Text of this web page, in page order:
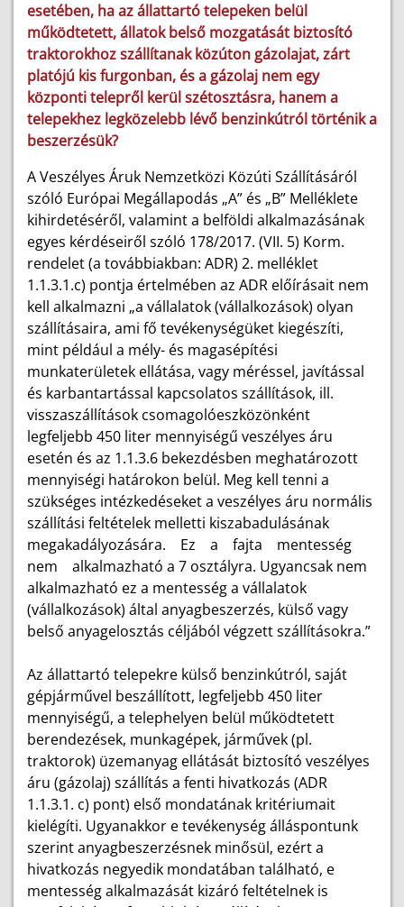
esetében, ha az állattartó telepeken belül
működtetett, állatok belső mozgatását biztosító
traktorokhoz szállítanak közúton gázolajat, zárt
platójú kis furgonban, és a gázolaj nem egy
központi telepről kerül szétosztásra, hanem a
telepekhez legközelebb lévő benzinkútról történik a
beszerzésük?
A Veszélyes Áruk Nemzetközi Közúti Szállításáról
szóló Európai Megállapodás „A” és „B” Melléklete
kihirdetéséről, valamint a belföldi alkalmazásának
egyes kérdéseiről szóló 178/2017. (VII. 5) Korm.
rendelet (a továbbiakban: ADR) 2. melléklet
1.1.3.1.c) pontja értelmében az ADR előírásait nem
kell alkalmazni „a vállalatok (vállalkozások) olyan
szállításaira, ami fő tevékenységüket kiegészíti,
mint például a mély- és magasépítési
munkaterületek ellátása, vagy méréssel, javítással
és karbantartással kapcsolatos szállítások, ill.
visszaszállítások csomagolóeszközönként
legfeljebb 450 liter mennyiségű veszélyes áru
esetén és az 1.1.3.6 bekezdésben meghatározott
mennyiségi határokon belül. Meg kell tenni a
szükséges intézkedéseket a veszélyes áru normális
szállítási feltételek melletti kiszabadulásának
megakadályozására. Ez a fajta mentesség
nem alkalmazható a 7 osztályra. Ugyancsak nem
alkalmazható ez a mentesség a vállalatok
(vállalkozások) által anyagbeszerzés, külső vagy
belső anyagelosztás céljából végzett szállításokra.”
Az állattartó telepekre külső benzinkútról, saját
gépjárművel beszállított, legfeljebb 450 liter
mennyiségű, a telephelyen belül működtetett
berendezések, munkagépek, járművek (pl.
traktorok) üzemanyag ellátását biztosító veszélyes
áru (gázolaj) szállítás a fenti hivatkozás (ADR
1.1.3.1. c) pont) első mondatának kritériumait
kielégíti. Ugyanakkor e tevékenység álláspontunk
szerint anyagbeszerzésnek minősül, ezért a
hivatkozás negyedik mondatában található, e
mentesség alkalmazását kizáró feltételnek is